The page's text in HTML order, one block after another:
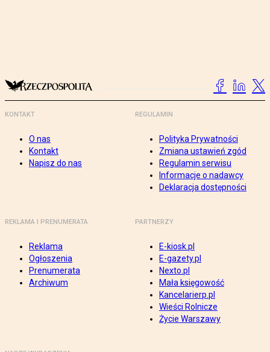
KONTAKT
O nas
Kontakt
Napisz do nas
REGULAMIN
Polityka Prywatności
Zmiana ustawień zgód
Regulamin serwisu
Informacje o nadawcy
Deklaracja dostępności
REKLAMA I PRENUMERATA
Reklama
Ogłoszenia
Prenumerata
Archiwum
PARTNERZY
E-kiosk.pl
E-gazety.pl
Nexto.pl
Mała księgowość
Kancelarierp.pl
Wieści Rolnicze
Życie Warszawy